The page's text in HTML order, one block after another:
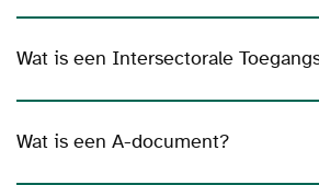
Wat is een Intersectorale
Wat is een A-document?